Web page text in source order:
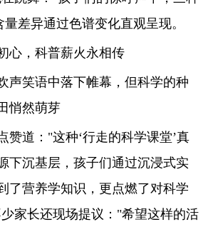
差异通过色谱变化直观呈现。
心，科普薪火永相传
声笑语中落下帷幕，但科学的种
悄然萌芽
赞道："这种‘行走的科学课堂’真
下沉基层，孩子们通过沉浸式实
了营养学知识，更点燃了对科学
家长还现场提议："希望这样的活